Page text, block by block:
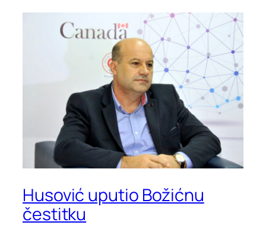
Husović uputio Božićnu
čestitku